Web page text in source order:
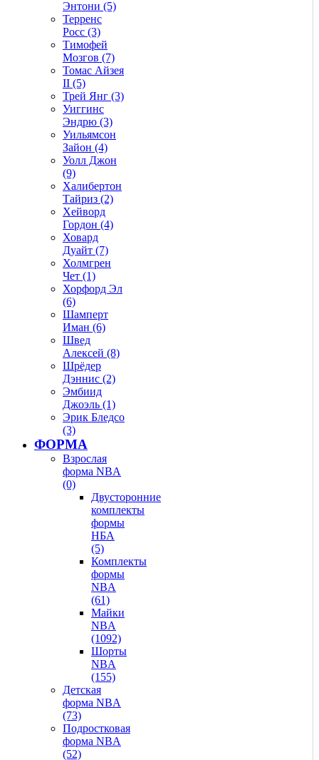
Энтони (5)
Терренс
Росс (3)
Тимофей
Мозгов (7)
Томас Айзея
II (5)
Трей Янг (3)
Уиггинс
Эндрю (3)
Уильямсон
Зайон (4)
Уолл Джон
(9)
Халибертон
Тайриз (2)
Хейворд
Гордон (4)
Ховард
Дуайт (7)
Холмгрен
Чет (1)
Хорфорд Эл
(6)
Шамперт
Иман (6)
Швед
Алексей (8)
Шрёдер
Дэннис (2)
Эмбиид
Джоэль (1)
Эрик Бледсо
(3)
ФОРМА
Взрослая
форма NBA
(0)
Двусторонние
комплекты
формы
НБА
(5)
Комплекты
формы
NBA
(61)
Майки
NBA
(1092)
Шорты
NBA
(155)
Детская
форма NBA
(73)
Подростковая
форма NBA
(52)